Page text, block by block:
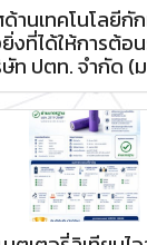
านเทคโนโลยีกั
งที่ได้ให้การต้อ
ท ปตท. จำกัด (